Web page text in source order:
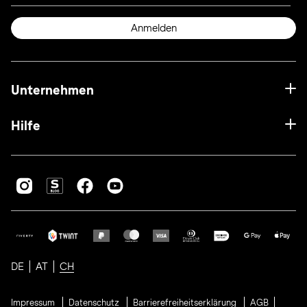
Anmelden
Unternehmen
Hilfe
DE AT CH
Impressum Datenschutz Barrierefreiheitserklärung AGB